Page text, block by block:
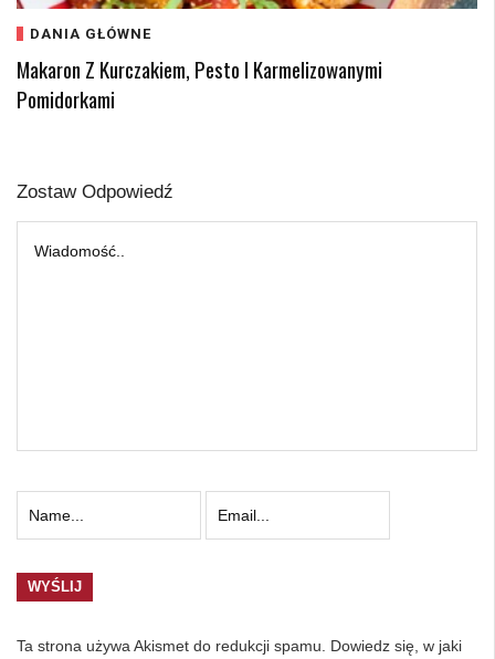
DANIA GŁÓWNE
Makaron Z Kurczakiem, Pesto I Karmelizowanymi
Pomidorkami
Zostaw Odpowiedź
Ta strona używa Akismet do redukcji spamu. Dowiedz się, w jaki